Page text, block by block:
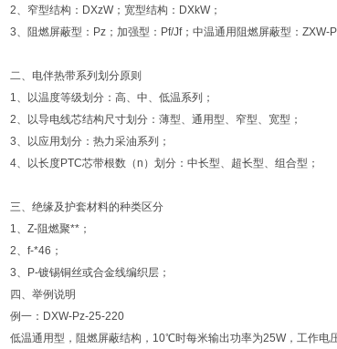
2、窄型结构：DXzW；宽型结构：DXkW；
3、阻燃屏蔽型：Pz；加强型：Pf/Jf；中温通用阻燃屏蔽型：ZXW-
二、电伴热带系列划分原则
1、以温度等级划分：高、中、低温系列；
2、以导电线芯结构尺寸划分：薄型、通用型、窄型、宽型；
3、以应用划分：热力采油系列；
4、以长度PTC芯带根数（n）划分：中长型、超长型、组合型；
三、绝缘及护套材料的种类区分
1、Z-阻燃聚**；
2、f-*46；
3、P-镀锡铜丝或合金线编织层；
四、举例说明
例一：DXW-Pz-25-220
低温通用型，阻燃屏蔽结构，10℃时每米输出功率为25W，工作电